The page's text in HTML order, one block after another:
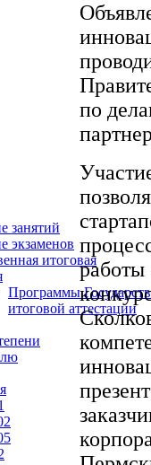
занятий
экзаменов
итоговая
Программы
итоговой аттестации
по
работы